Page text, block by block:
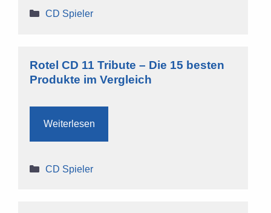
Kategorien
CD Spieler
Rotel CD 11 Tribute – Die 15 besten
Produkte im Vergleich
Weiterlesen
Kategorien
CD Spieler